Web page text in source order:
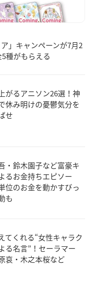
」キャンペーンが7月2
種がもらえる
がるアニソン26選！神
休み明けの憂鬱気分を
せ
・鈴木園子など富豪キ
るお金持ちエピソー
位のお金を動かすびっ
も
てくれる“女性キャラク
る名言”！セーラマー
哀・木之本桜など